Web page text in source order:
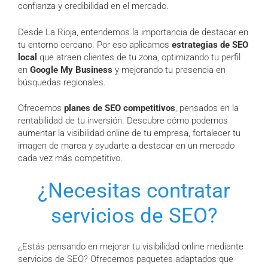
confianza y credibilidad en el mercado.
Desde La Rioja, entendemos la importancia de destacar en
tu entorno cercano. Por eso aplicamos estrategias de SEO
local que atraen clientes de tu zona, optimizando tu perfil
en Google My Business y mejorando tu presencia en
búsquedas regionales.
Ofrecemos planes de SEO competitivos, pensados en la
rentabilidad de tu inversión. Descubre cómo podemos
aumentar la visibilidad online de tu empresa, fortalecer tu
imagen de marca y ayudarte a destacar en un mercado
cada vez más competitivo.
¿Necesitas contratar
servicios de SEO?
¿Estás pensando en mejorar tu visibilidad online mediante
servicios de SEO? Ofrecemos paquetes adaptados que